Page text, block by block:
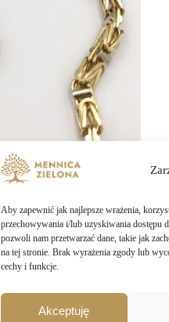
Aby zapewnić jak najlepsze wrażenia,
przechowywania i/lub uzyskiwania dostępu
pozwoli nam przetwarzać dane, takie jak
na tej stronie. Brak wyrażenia zgody lub
cechy i funkcje.
Akceptuję